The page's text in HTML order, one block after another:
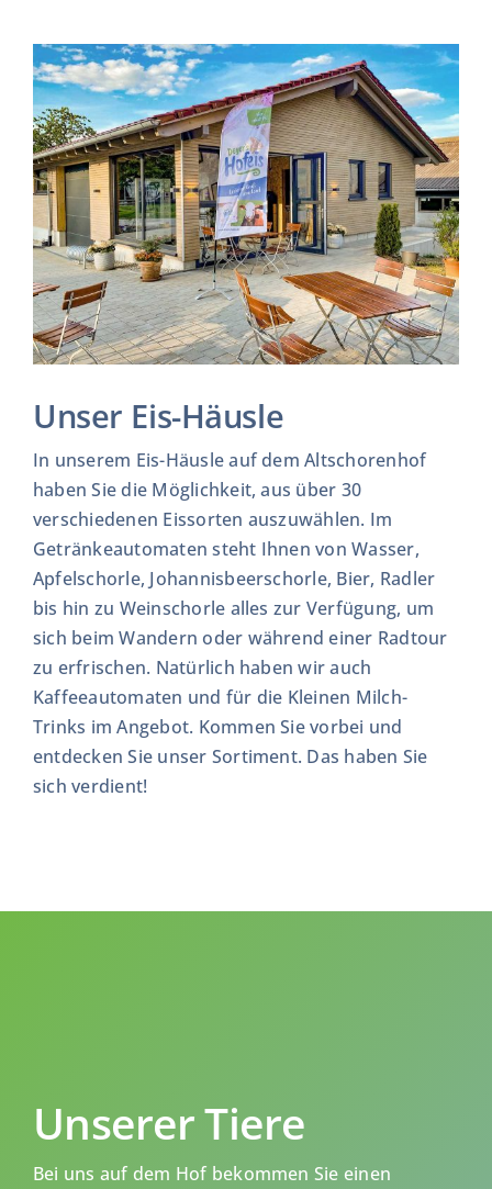
Unser Eis-Häusle
In unserem Eis-Häusle auf dem Altschorenhof
haben Sie die Möglichkeit, aus über 30
verschiedenen Eissorten auszuwählen. Im
Getränkeautomaten steht Ihnen von Wasser,
Apfelschorle, Johannisbeerschorle, Bier, Radler
bis hin zu Weinschorle alles zur Verfügung, um
sich beim Wandern oder während einer Radtour
zu erfrischen. Natürlich haben wir auch
Kaffeeautomaten und für die Kleinen Milch-
Trinks im Angebot. Kommen Sie vorbei und
entdecken Sie unser Sortiment. Das haben Sie
sich verdient!
Unserer Tiere
Bei uns auf dem Hof bekommen Sie einen